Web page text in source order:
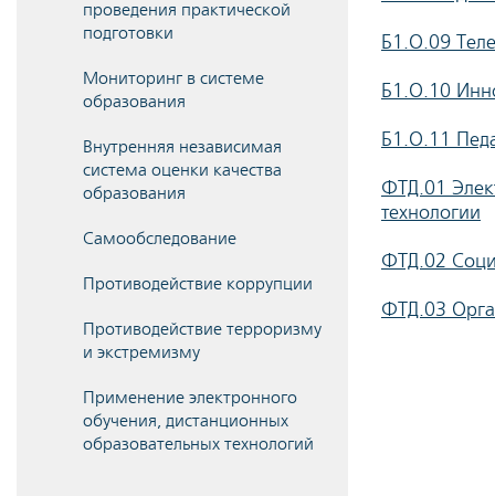
проведения практической
подготовки
Мониторинг в системе
образования
Внутренняя независимая
система оценки качества
образования
Самообследование
Противодействие коррупции
Противодействие терроризму
и экстремизму
Применение электронного
обучения, дистанционных
образовательных технологий
Б1.О.09
Б1.О.10
Б1.О.11
ФТД.01
технологии
ФТД.02
ФТД.03